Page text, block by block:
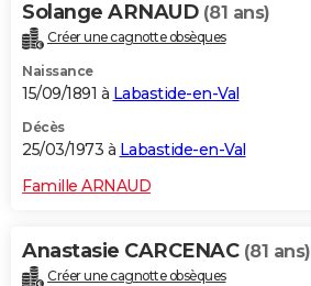
Solange ARNAUD (81 ans)
Créer une cagnotte obsèques
Naissance
15/09/1891 à Labastide-en-Val
Décès
25/03/1973 à Labastide-en-Val
Famille ARNAUD
Anastasie CARCENAC (81 ans)
Créer une cagnotte obsèques